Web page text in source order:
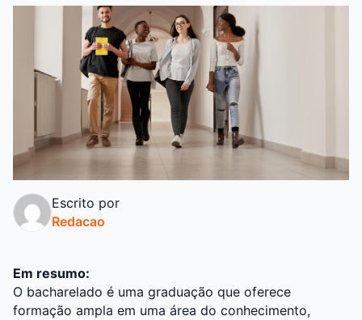
Escrito por
Redacao
Em resumo:
O bacharelado é uma graduação que oferece
formação ampla em uma área do conhecimento,